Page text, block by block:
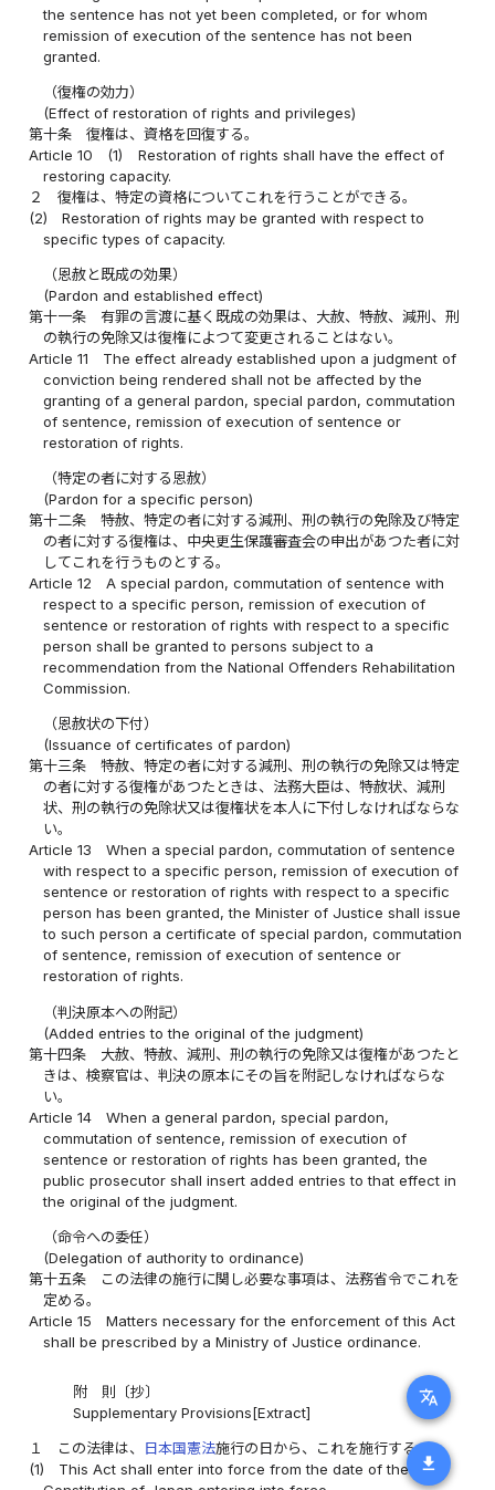
translate
download
the sentence has not yet been completed, or for whom
remission of execution of the sentence has not been
granted.
（復権の効力）
(Effect of restoration of rights and privileges)
第十条
復権は、資格を回復する。
Article 10
(1)
Restoration of rights shall have the effect of
restoring capacity.
２
復権は、特定の資格についてこれを行うことができる。
(2)
Restoration of rights may be granted with respect to
specific types of capacity.
（恩赦と既成の効果）
(Pardon and established effect)
第十一条
有罪の言渡に基く既成の効果は、大赦、特赦、減刑、刑
の執行の免除又は復権によつて変更されることはない。
Article 11
The effect already established upon a judgment of
conviction being rendered shall not be affected by the
granting of a general pardon, special pardon, commutation
of sentence, remission of execution of sentence or
restoration of rights.
（特定の者に対する恩赦）
(Pardon for a specific person)
第十二条
特赦、特定の者に対する減刑、刑の執行の免除及び特定
の者に対する復権は、中央更生保護審査会の申出があつた者に対
してこれを行うものとする。
Article 12
A special pardon, commutation of sentence with
respect to a specific person, remission of execution of
sentence or restoration of rights with respect to a specific
person shall be granted to persons subject to a
recommendation from the National Offenders Rehabilitation
Commission.
（恩赦状の下付）
(Issuance of certificates of pardon)
第十三条
特赦、特定の者に対する減刑、刑の執行の免除又は特定
の者に対する復権があつたときは、法務大臣は、特赦状、減刑
状、刑の執行の免除状又は復権状を本人に下付しなければならな
い。
Article 13
When a special pardon, commutation of sentence
with respect to a specific person, remission of execution of
sentence or restoration of rights with respect to a specific
person has been granted, the Minister of Justice shall issue
to such person a certificate of special pardon, commutation
of sentence, remission of execution of sentence or
restoration of rights.
（判決原本への附記）
(Added entries to the original of the judgment)
第十四条
大赦、特赦、減刑、刑の執行の免除又は復権があつたと
きは、検察官は、判決の原本にその旨を附記しなければならな
い。
Article 14
When a general pardon, special pardon,
commutation of sentence, remission of execution of
sentence or restoration of rights has been granted, the
public prosecutor shall insert added entries to that effect in
the original of the judgment.
（命令への委任）
(Delegation of authority to ordinance)
第十五条
この法律の施行に関し必要な事項は、法務省令でこれを
定める。
Article 15
Matters necessary for the enforcement of this Act
shall be prescribed by a Ministry of Justice ordinance.
附 則〔抄〕
Supplementary Provisions[Extract]
１ この法律は、 日本国憲法施行の日から、これを施行する。
(1)
This Act shall enter into force from the date of the